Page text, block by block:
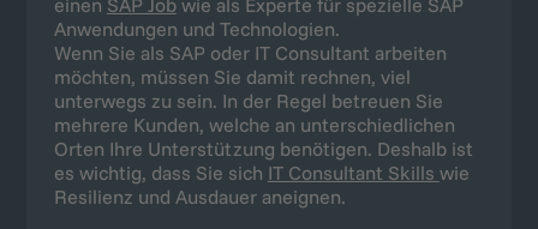
Weitere IT Berufe in der Übersicht
Lieben Sie es, mit Hardware zu arbeiten? Dann
könnten Sie als IT Systemtechniker, IT System-
Elektroniker oder Systemadministrator zum
Beispiel eine Professionalisierung als VoiP Experte
anstreben. Oder Sie gehen mehr in die Planung
von Netzwerken und in den Einkauf von